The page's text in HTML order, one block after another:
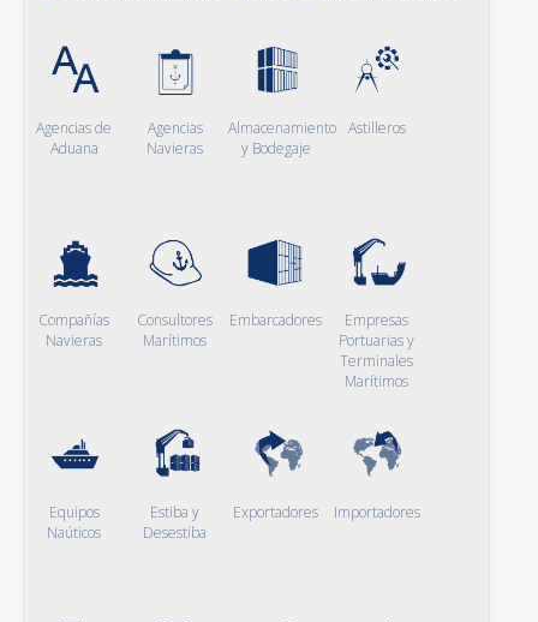
Agencias de
Aduana
Agencias
Navieras
Almacenamiento
y Bodegaje
Astilleros
Compañías
Navieras
Consultores
Marítimos
Embarcadores
Empresas
Portuarias y
Terminales
Marítimos
Equipos
Naúticos
Estiba y
Desestiba
Exportadores Importadores